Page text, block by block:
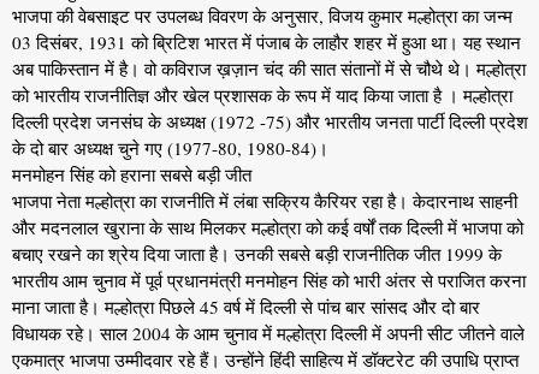
भाजपा की वेबसाइट पर उपलब्ध विवरण के अनुसार, विजय कुमार मल्होत्रा का जन्म
03 दिसंबर, 1931 को ब्रिटिश भारत में पंजाब के लाहौर शहर में हुआ था। यह स्थान
अब पाकिस्तान में है। वो कविराज ख़ज़ान चंद की सात संतानों में से चौथे थे। मल्होत्रा
को भारतीय राजनीतिज्ञ और खेल प्रशासक के रूप में याद किया जाता है । मल्होत्रा
दिल्ली प्रदेश जनसंघ के अध्यक्ष (1972 -75) और भारतीय जनता पार्टी दिल्ली प्रदेश
के दो बार अध्यक्ष चुने गए (1977-80, 1980-84)।
मनमोहन सिंह को हराना सबसे बड़ी जीत
भाजपा नेता मल्होत्रा का राजनीति में लंबा सक्रिय कैरियर रहा है। केदारनाथ साहनी
और मदनलाल खुराना के साथ मिलकर मल्होत्रा को कई वर्षों तक दिल्ली में भाजपा को
बचाए रखने का श्रेय दिया जाता है। उनकी सबसे बड़ी राजनीतिक जीत 1999 के
भारतीय आम चुनाव में पूर्व प्रधानमंत्री मनमोहन सिंह को भारी अंतर से पराजित करना
माना जाता है। मल्होत्रा पिछले 45 वर्ष में दिल्ली से पांच बार सांसद और दो बार
विधायक रहे। साल 2004 के आम चुनाव में मल्होत्रा दिल्ली में अपनी सीट जीतने वाले
एकमात्र भाजपा उम्मीदवार रहे हैं। उन्होंने हिंदी साहित्य में डॉक्टरेट की उपाधि प्राप्त